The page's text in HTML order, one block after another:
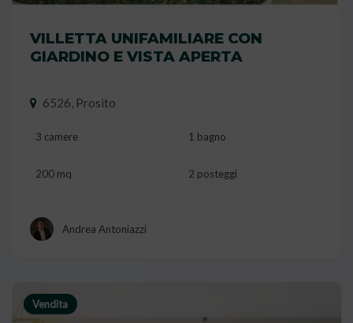
VILLETTA UNIFAMILIARE CON
GIARDINO E VISTA APERTA
6526, Prosito
3 camere 1 bagno
200 mq 2 posteggi
Andrea Antoniazzi
Vendita